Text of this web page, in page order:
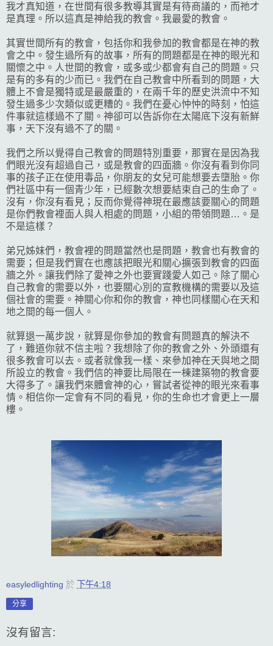
我才真知道，在世間有很多教導其實是有待商議的，而祂才
是真理。所以這真是神給我的教會。我最愛的教會。
其實世間所有的教會，包括你和我參加的教會都是在神的教
會之中。發生過所有的故事，所有的問題都是在神的眼光和
關懷之中。人世間的教會，或多或少都會有自己的問題。只
是有的多有的少而已。我們在自己教會中所看到的問題，大
體上不會是獨特或是最嚴重的，在兩千年的歷史洪流中不知
發生過多少次類似或更糟的。我們在憂心忡忡的時刻，怕這
件事就這樣過不了關。神卻可以告訴你在太陽底下沒有新鮮
事，天下沒有過不了的關。
我們之所以覺得自己教會的問題特別重要，那實在是因為我
們眼光沒有超過自己，或是教會的四面牆。你沒有看到你同
事的孩子正在使用毒品，你朋友的女兒可能想要去墮胎。你
們社區中有一個青少年，已經數次想要結束自己的生命了。
沒有，你沒有看見；反而你覺得神現在最應該要關心的問題
是你們教會裡面人與人相處的問題，小組的帶領問題…。是
不是這樣？
弟兄姊妹們，教會裡的問題當然也是問題，教會也有教會的
需要；但是我們實在也應該把眼光和關心擴張到教會的四面
牆之外。讓我們除了愛神之外也要實踐愛人如己。除了關心
自己教會的需要以外，也要關心別的宣教機構的需要以及這
個社會的需要。神關心你和你的教會，神也同樣關心在天和
地之間的每一個人。
就算退一萬步說，就算是你參加的教會有問題真的解決不
了，難道你就不信主啦？我想除了你的教會之外、外頭還有
很多教會可以去。或者就像我一樣、來參加神在天與地之間
所設立的教會。我們信的神要比局限在一棟建築物的教會要
大得多了。讓我們來體會神的心，嘗試者從神的眼光來看事
情。相信你一定會有不同的看見，你的生命也才會更上一層
樓。
easyledlighting 於 下午4:18
分享
沒有留言: